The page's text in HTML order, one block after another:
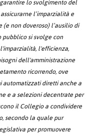
lo svolgimento del
l’imparzialità e
non doveroso) l’ausilio di
pubblico si svolge con
l'efficienza,
dell'amministrazione
ricorrendo, ove
automatizzati diretti anche a
e a selezioni decentrate per
il Collegio a condividere
secondo la quale pur
per promuovere